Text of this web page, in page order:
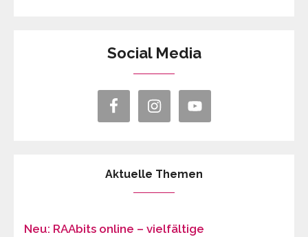
Social Media
Aktuelle Themen
Neu: RAAbits online – vielfältige